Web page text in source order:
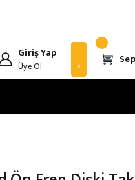
Giriş Yap
Üye Ol